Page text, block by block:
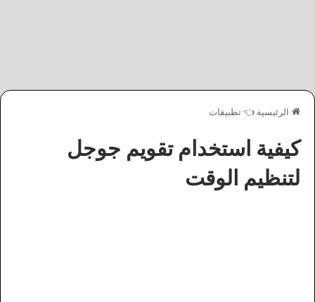
الرئيسية 👈تطبيقات
كيفية استخدام تقويم جوجل
لتنظيم الوقت